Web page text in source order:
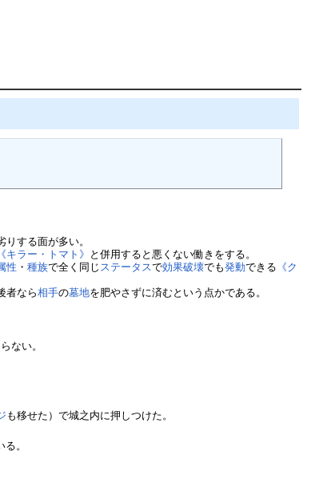
する面が多い。
《キラー・トマト》 と併用すると悪くない働きをする。
性 ・種族で全く同じ ステータスで効果破壊でも発動できる 《ク
者なら相手の墓地を肥やさずに済むという点かである。
ない。
も移せた）で城之内に押しつけた。
。